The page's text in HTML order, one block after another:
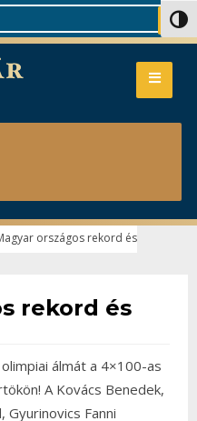
országos rekord és
rekord és
álmát a 4×100-as
A Kovács Benedek,
Gyurinovics Fanni